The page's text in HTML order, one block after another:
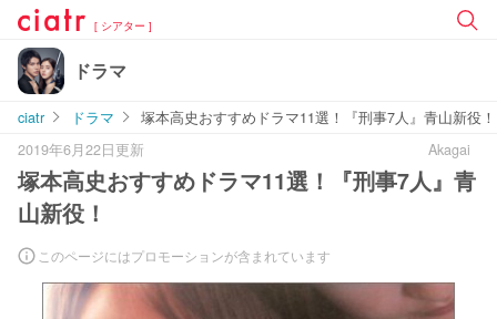
[ シアター ]
ドラマ
ciatr ドラマ
塚本高史おすすめドラマ11選！『刑事7人』青山新役！
2019年6月22日更新
Akagai
塚本高史おすすめドラマ11選！『刑事7人』青
山新役！
このページにはプロモーションが含まれています